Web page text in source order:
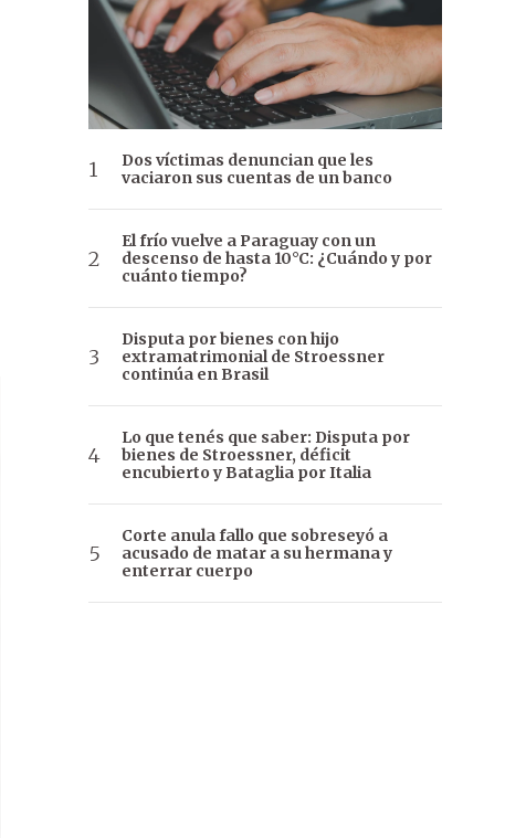
Dos víctimas denuncian que les
vaciaron sus cuentas de un banco
El frío vuelve a Paraguay con un
descenso de hasta 10°C: ¿Cuándo y por
cuánto tiempo?
Disputa por bienes con hijo
extramatrimonial de Stroessner
continúa en Brasil
Lo que tenés que saber: Disputa por
bienes de Stroessner, déficit
encubierto y Bataglia por Italia
Corte anula fallo que sobreseyó a
acusado de matar a su hermana y
enterrar cuerpo